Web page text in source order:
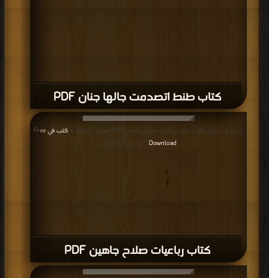
كتاب طنط اتصدمت جالها جنان PDF
كتاب رباعيات صلاح جاهين PDF
قراءة و تحميل كتاب كتاب رباعيات صلاح جاهين PDF مجانا | مكتبة >
كتب في Free
Download | التحميل : مرة/مرات